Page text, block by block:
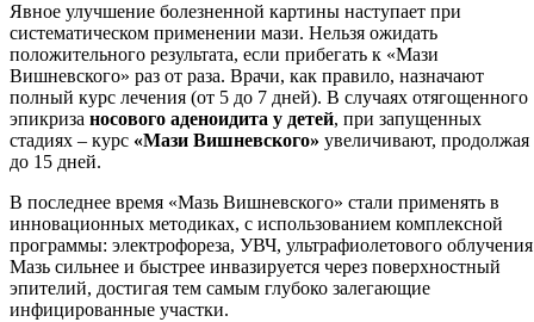
Явное улучшение болезненной картины наступает при
систематическом применении мази. Нельзя ожидать
положительного результата, если прибегать к «Мази
Вишневского» раз от раза. Врачи, как правило, назначают
полный курс лечения (от 5 до 7 дней). В случаях отягощенного
эпикриза носового аденоидита у детей, при запущенных
стадиях – курс «Мази Вишневского» увеличивают, продолжая
до 15 дней.
В последнее время «Мазь Вишневского» стали применять в
инновационных методиках, с использованием комплексной
программы: электрофореза, УВЧ, ультрафиолетового
Мазь сильнее и быстрее инвазируется через поверхностный
эпителий, достигая тем самым глубоко залегающие
инфицированные участки.